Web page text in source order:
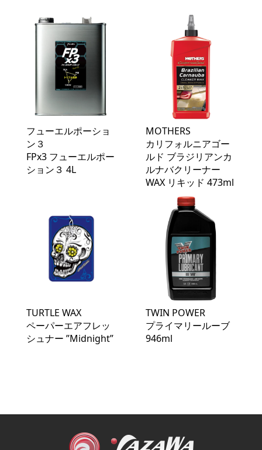
フューエルポーショ
ン３
FPx3 フューエルポー
ション３ 4L
MOTHERS
カリフォルニアゴー
ルド ブラジリアンカ
ルナバクリーナー
WAX リキッド 473ml
TURTLE WAX
ペーパーエアフレッ
シュナー ”Midnight”
TWIN POWER
プライマリールーブ
946ml